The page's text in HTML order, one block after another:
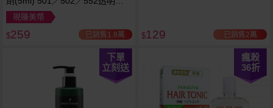
553黑色／554咖啡色 款式可選
現賺美幣
$259 已銷售1.8萬 $129 已銷售2萬
下單
立刻送
瘋殺
36折